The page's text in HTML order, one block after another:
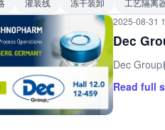
灌装线 冻干装卸 工艺隔离
2025-08-31
Dec
Dec
Read full